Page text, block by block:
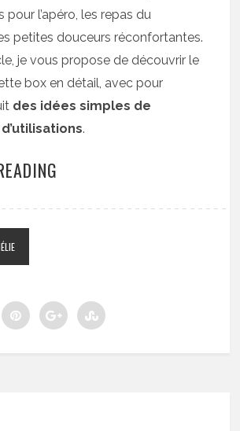
pour l’apéro, les repas du
petites douceurs réconfortantes.
je vous propose de découvrir le
box en détail, avec pour
des idées simples de
.